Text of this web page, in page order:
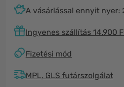
A vásárlással ennyit nyer:
Ingyenes szállítás 14.900
Fizetési mód
MPL, GLS futárszolgálat